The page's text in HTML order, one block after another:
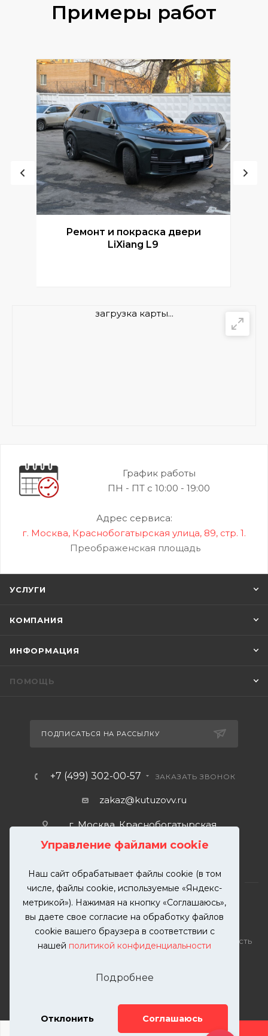
Управление файлами cookie
Наш сайт обрабатывает файлы cookie (в том
числе, файлы cookie, используемые «Яндекс-
метрикой»). Нажимая на кнопку «Соглашаюсь»,
вы даете свое согласие на обработку файлов
cookie вашего браузера в соответствии с
нашей политикой конфиденциальности
Подробнее
Отклонить Соглашаюсь
Примеры работ
Ремонт и покраска двери
LiXiang L9
загрузка карты...
График работы
ПН - ПТ с 10:00 - 19:00
Адрес сервиса:
г. Москва, Краснобогатырская улица, 89, стр. 1.
Преображенская площадь
УСЛУГИ
КОМПАНИЯ
ИНФОРМАЦИЯ
ПОМОЩЬ
ПОДПИСАТЬСЯ НА РАССЫЛКУ
+7 (499) 302-00-57 ЗАКАЗАТЬ ЗВОНОК
zakaz@kutuzovv.ru
г. Москва, Краснобогатырская
2026 © KUTUZOVV | Кузовной ремонт и покраска
автомобилей. Вся информация на сайте – собственность
разрешения запрещена. Все права защищены.
Телефон: 8(499)-302-00-57